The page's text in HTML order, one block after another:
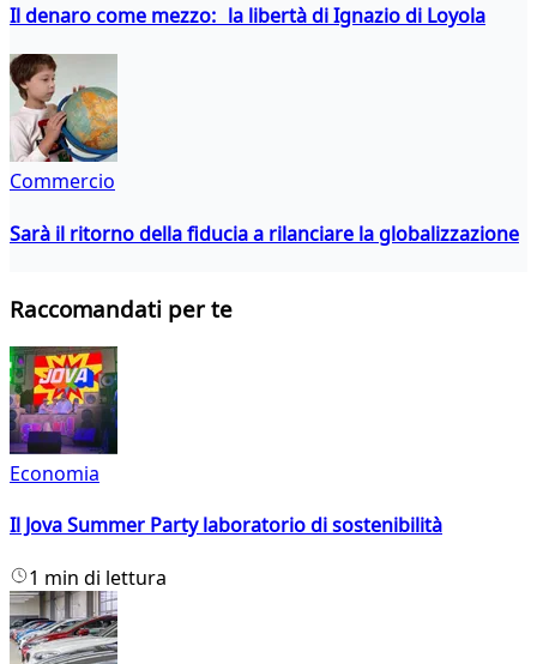
Il denaro come mezzo: la libertà di Ignazio di Loyola
Commercio
Sarà il ritorno della fiducia a rilanciare la globalizzazione
Raccomandati per te
Economia
Il Jova Summer Party laboratorio di sostenibilità
1 min di lettura